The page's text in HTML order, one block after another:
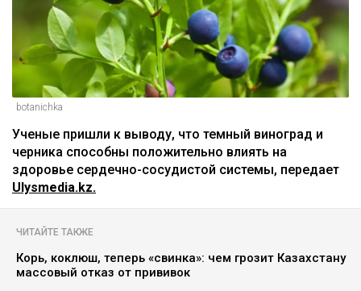
botanichka
Ученые пришли к выводу, что темный виноград и
черника способны положительно влиять на
здоровье сердечно-сосудистой системы, передает
Ulysmedia.kz.
ЧИТАЙТЕ ТАКЖЕ
Корь, коклюш, теперь «свинка»: чем грозит Казахстану
массовый отказ от прививок